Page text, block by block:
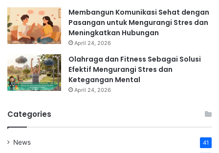
Membangun Komunikasi Sehat dengan
Pasangan untuk Mengurangi Stres dan
Meningkatkan Hubungan
April 24, 2026
Olahraga dan Fitness Sebagai Solusi
Efektif Mengurangi Stres dan
Ketegangan Mental
April 24, 2026
Categories
News 41